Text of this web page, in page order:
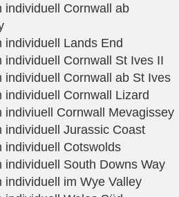
individuell Cornwall ab
individuell Lands End
individuell Cornwall St Ives II
individuell Cornwall ab St Ives
individuell Cornwall Lizard
indiviuell Cornwall Mevagissey
individuell Jurassic Coast
individuell Cotswolds
individuell South Downs Way
individuell im Wye Valley